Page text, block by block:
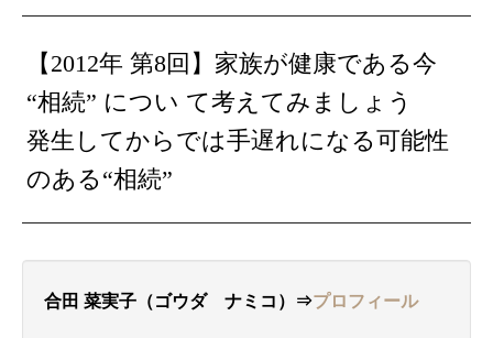
【2012年 第8回】家族が健康である今
“相続” につい て考えてみましょう
発生してからでは手遅れになる可能性
のある“相続”
合田 菜実子（ゴウダ ナミコ）⇒プロフィール